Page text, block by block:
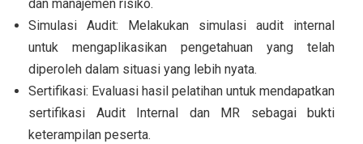
dan manajemen risiko.
Simulasi Audit: Melakukan simulasi audit internal
untuk mengaplikasikan pengetahuan yang telah
diperoleh dalam situasi yang lebih nyata.
Sertifikasi: Evaluasi hasil pelatihan untuk mendapatkan
sertifikasi Audit Internal dan MR sebagai bukti
keterampilan peserta.